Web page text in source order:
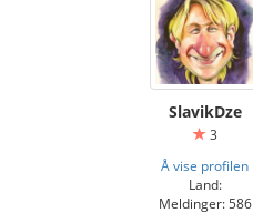
SlavikDze
3
Å vise profilen
Land:
Meldinger: 586